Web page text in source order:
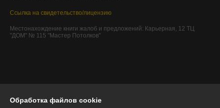
Ссылка на свидетельство/лицензию
Местонахождение книги жалоб и предложений: Карьерная, 12 ТЦ
"ДОМ" № 115 "Мастер Потолков"
Обработка файлов cookie